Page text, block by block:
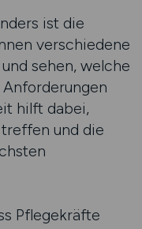
ist die
verschiedene
sehen, welche
hilft dabei,
und die
Pflegekräfte